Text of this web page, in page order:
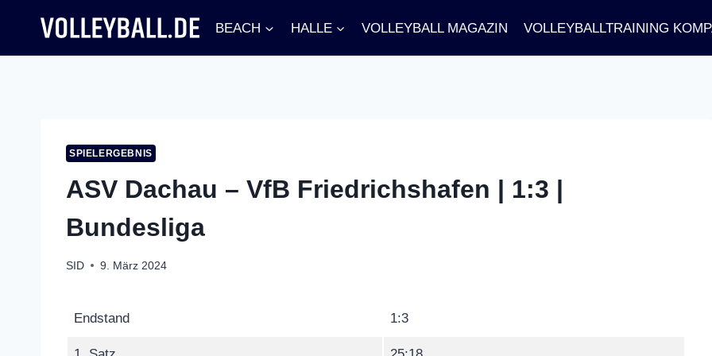
springen
BEACH HALLE VOLLEYBALL MAGAZIN VOLLEYBALLTRAINING
SPIELERGEBNIS
ASV Dachau – VfB Friedrichshafen | 1:3 |
Bundesliga
SID 9. März 2024
Endstand 1:3